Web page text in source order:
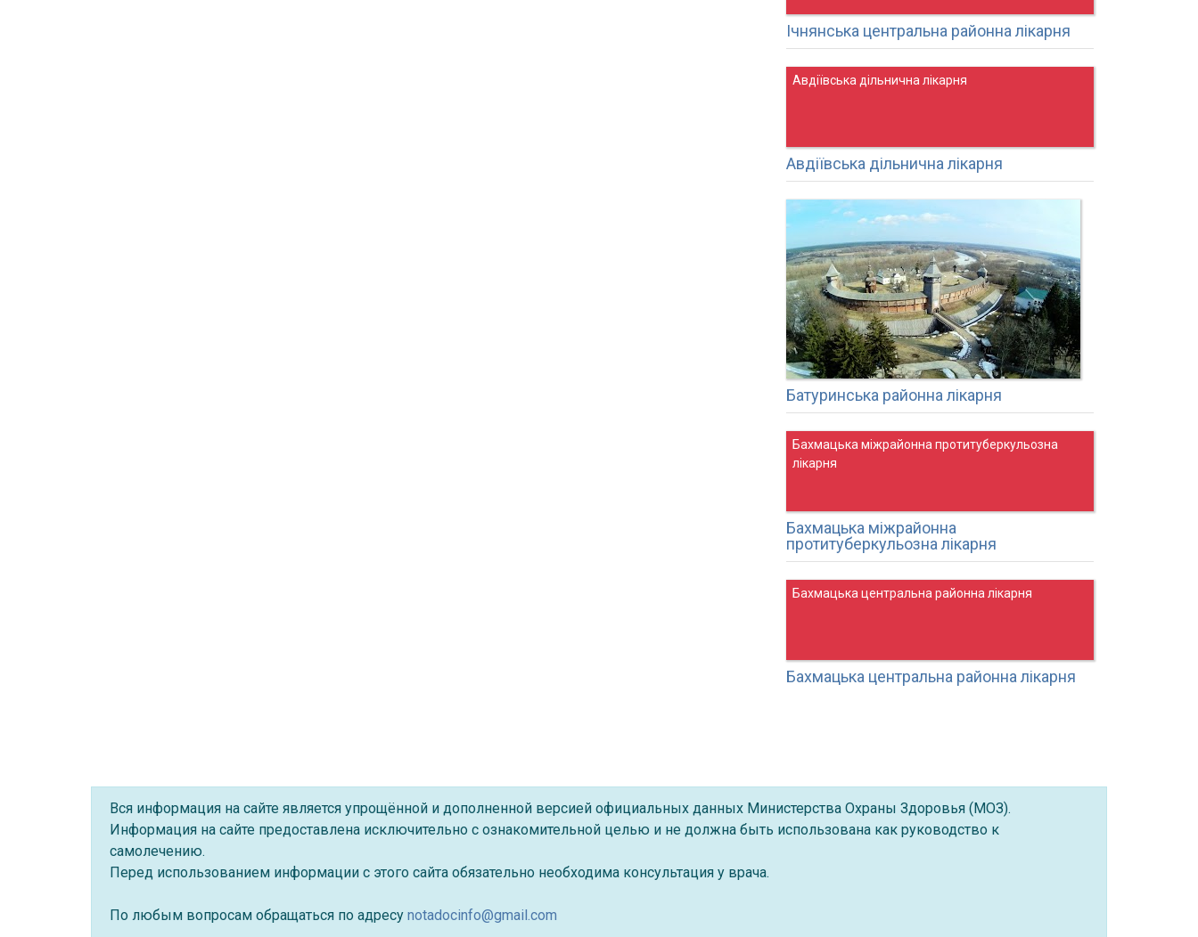
Ічнянська центральна районна лікарня
Авдіївська дільнична лікарня
Авдіївська дільнична лікарня
Батуринська районна лікарня
Бахмацька міжрайонна протитуберкульозна
лікарня
Бахмацька міжрайонна
протитуберкульозна лікарня
Бахмацька центральна районна лікарня
Бахмацька центральна районна лікарня
Вся информация на сайте является упрощённой и дополненной версией официальных данных Министерства Охраны Здоровья (МОЗ).
Информация на сайте предоставлена исключительно с ознакомительной целью и не должна быть использована как руководство к
самолечению.
Перед использованием информации с этого сайта обязательно необходима консультация у врача.
По любым вопросам обращаться по адресу notadocinfo@gmail.com